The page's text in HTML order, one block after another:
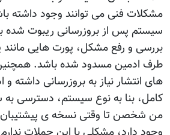
مشکلات فنی می توانند وجود داشته
سیستم پس از بروزرسانی ریبوت شده
طرف ادمین مسدود شده باشد.
های انتشار نیاز به بروزرسانی داشته و
کامل، بنا به نوع سیستم، دسترسی
من شخصن تا وقتی نسخه ی